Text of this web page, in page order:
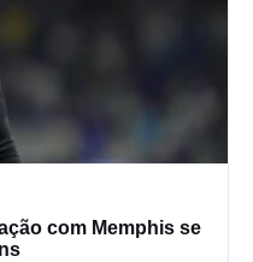
com Memphis se